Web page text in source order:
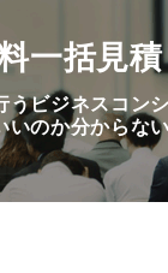
一括見
うビジネスコン
いのか分からな